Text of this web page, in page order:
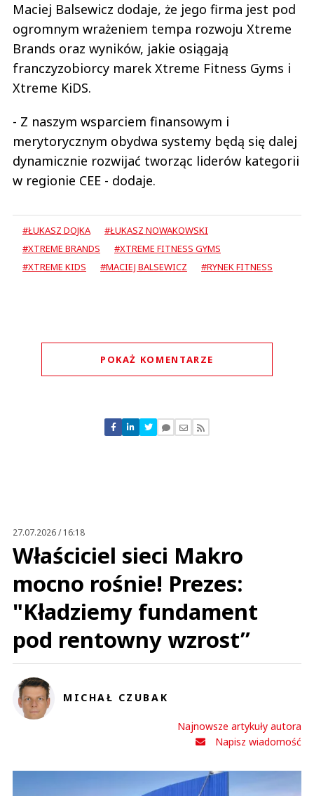
Maciej Balsewicz dodaje, że jego firma jest pod
ogromnym wrażeniem tempa rozwoju Xtreme
Brands oraz wyników, jakie osiągają
franczyzobiorcy marek Xtreme Fitness Gyms i
Xtreme KiDS.
- Z naszym wsparciem finansowym i
merytorycznym obydwa systemy będą się dalej
dynamicznie rozwijać tworząc liderów kategorii
w regionie CEE - dodaje.
#ŁUKASZ DOJKA
#ŁUKASZ NOWAKOWSKI
#XTREME BRANDS
#XTREME FITNESS GYMS
#XTREME KIDS
#MACIEJ BALSEWICZ #RYNEK FITNESS
POKAŻ KOMENTARZE
Nie znaleziono komentarzy
Zostaw swoje komentarze
27.07.2026 / 16:18
Właściciel sieci Makro
mocno rośnie! Prezes:
"Kładziemy fundament
pod rentowny wzrost”
MICHAŁ CZUBAK
Najnowsze artykuły autora
Napisz wiadomość